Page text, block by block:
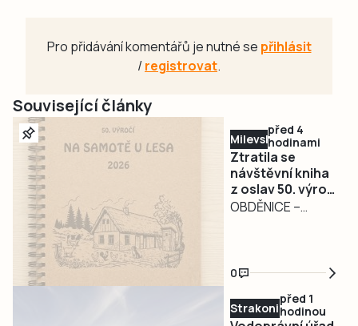
Pro přidávání komentářů je nutné se přihlásit
/registrovat.
Související články
Strakonicko
před 1
hodinou
Milevsko
před 4
hodinami
Ztratila se
návštěvní kniha
z oslav 50. výročí
filmu Na samotě
OBDĚNICE –
poznamenala
oslavy 50. výročí
kultovního filmu Na
samotě u lesa v
0